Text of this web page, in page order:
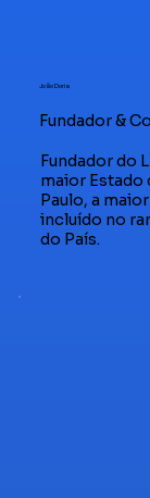
João Doria
Fundador &
Fundador do
maior Estado
Paulo, a
incluído no
do País.